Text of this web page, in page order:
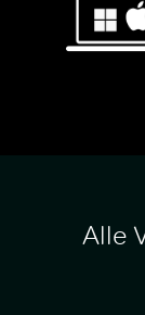
Alle